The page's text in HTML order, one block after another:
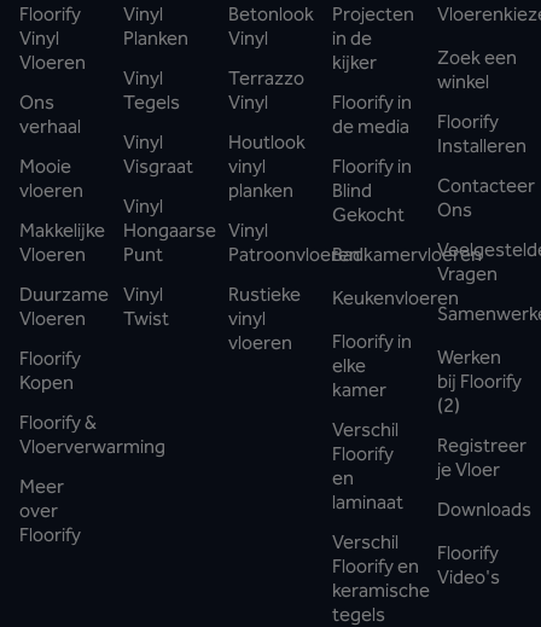
Floorify
Vinyl
Vloeren
Ons
verhaal
Mooie
vloeren
Makkelijke
Vloeren
Duurzame
Vloeren
Floorify
Kopen
Floorify &
Vloerverwarming
Meer
over
Floorify
Vinyl
Planken
Vinyl
Tegels
Vinyl
Visgraat
Vinyl
Hongaarse
Punt
Vinyl
Twist
Betonlook
Vinyl
Terrazzo
Vinyl
Houtlook
vinyl
planken
Vinyl
Patroonvloeren
Rustieke
vinyl
vloeren
Projecten
in de
kijker
Floorify in
de media
Floorify in
Blind
Gekocht
Badkamervloeren
Keukenvloeren
Floorify in
elke
kamer
Verschil
Floorify
en
laminaat
Verschil
Floorify en
keramische
tegels
Zoek een
winkel
Floorify
Installeren
Contacteer
Ons
Vragen
Werken
bij Floorify
(2)
Registreer
je Vloer
Downloads
Floorify
Video's